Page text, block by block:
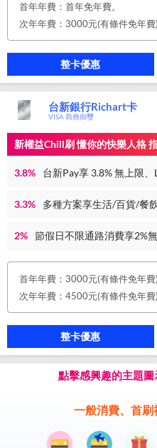
首年年費：首年免年費。
整卡優惠
台新銀行Richart卡
VISA 商務御璽
新權益Chill刷 懂你的快樂人格
3.8% 台新Pay享 3.8% 無上限
3.3% 多種方案享生活/百貨/餐
2% 節假日不限通路消費享2%
首年年費：3000元(有條件免年
整卡優惠
點擊感興趣的主題
一般消費、首刷